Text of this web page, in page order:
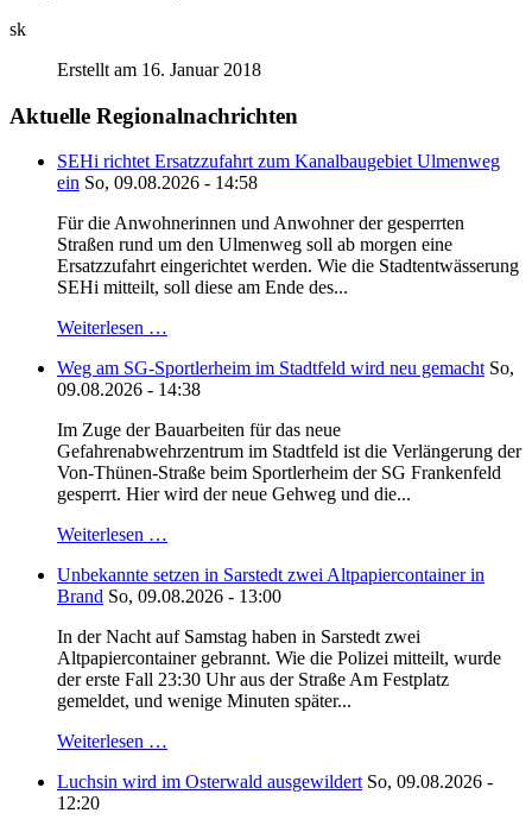
sk
Erstellt am 16. Januar 2018
Aktuelle Regionalnachrichten
SEHi richtet Ersatzzufahrt zum Kanalbaugebiet Ulmenweg
ein So, 09.08.2026 - 14:58
Für die Anwohnerinnen und Anwohner der gesperrten
Straßen rund um den Ulmenweg soll ab morgen eine
Ersatzzufahrt eingerichtet werden. Wie die Stadtentwässerung
SEHi mitteilt, soll diese am Ende des...
Weiterlesen …
Weg am SG-Sportlerheim im Stadtfeld wird neu gemacht So,
09.08.2026 - 14:38
Im Zuge der Bauarbeiten für das neue
Gefahrenabwehrzentrum im Stadtfeld ist die Verlängerung der
Von-Thünen-Straße beim Sportlerheim der SG Frankenfeld
gesperrt. Hier wird der neue Gehweg und die...
Weiterlesen …
Unbekannte setzen in Sarstedt zwei Altpapiercontainer in
Brand So, 09.08.2026 - 13:00
In der Nacht auf Samstag haben in Sarstedt zwei
Altpapiercontainer gebrannt. Wie die Polizei mitteilt, wurde
der erste Fall 23:30 Uhr aus der Straße Am Festplatz
gemeldet, und wenige Minuten später...
Weiterlesen …
Luchsin wird im Osterwald ausgewildert So, 09.08.2026 -
12:20